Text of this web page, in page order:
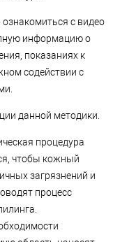
с видео
информацию о
показаниях к
содействии с
данной методики.
процедура
чтобы кожный
загрязнений и
процесс